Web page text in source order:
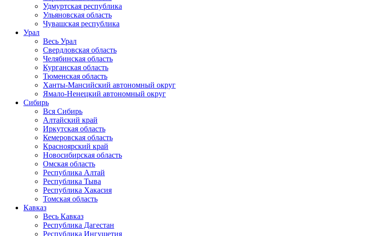
Удмуртская республика
Ульяновская область
Чувашская республика
Урал
Весь Урал
Свердловская область
Челябинская область
Курганская область
Тюменская область
Ханты-Мансийский автономный округ
Ямало-Ненецкий автономный округ
Сибирь
Вся Сибирь
Алтайский край
Иркутская область
Кемеровская область
Красноярский край
Новосибирская область
Омская область
Республика Алтай
Республика Тыва
Республика Хакасия
Томская область
Кавказ
Весь Кавказ
Республика Дагестан
Республика Ингушетия